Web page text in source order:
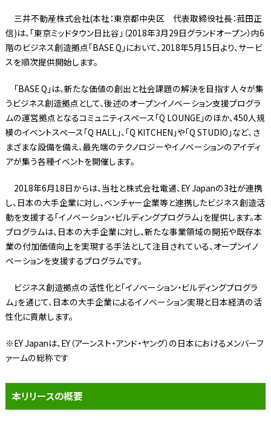
三井不動産株式会社(本社：東京都中央区 代表取締役社長：菰田正
信)は、「東京ミッドタウン日比谷」（2018年3月29日グランドオープン）内6
階のビジネス創造拠点「BASE Q」において、2018年5月15日より、サービ
スを順次提供開始します。
「BASE Q」は、新たな価値の創出と社会課題の解決を目指す人々が集
うビジネス創造拠点として、後述のオープンイノベーション支援プログラ
ムの運営拠点となるコミュニティスペース「Q LOUNGE」のほか、450人規
模のイベントスペース「Q HALL」、「Q KITCHEN」や「Q STUDIO」など、さ
まざまな設備を備え、最先端のテクノロジーやイノベーションのアイディ
アが集う各種イベントを開催します。
2018年6月18日からは、当社と株式会社電通、EY Japanの3社が連携
し、日本の大手企業に対し、ベンチャー企業等と連携したビジネス創造活
動を支援する「イノベーション・ビルディングプログラム」を提供します。本
プログラムは、日本の大手企業に対し、新たな事業領域の開拓や既存本
業の付加価値向上を実現する手法として注目されている、オープンイノ
ベーションを支援するプログラムです。
ビジネス創造拠点の活性化と「イノベーション・ビルディングプログラ
ム」を通じて、日本の大手企業によるイノベーション実現と日本経済の活
性化に貢献します。
※EY Japanは、EY（アーンスト・アンド・ヤング）の日本におけるメンバーフ
ァームの総称です
本リリースの概要